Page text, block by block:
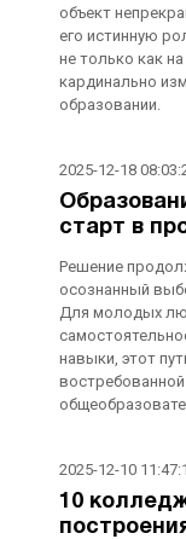
объект
его истинную
не только как
кардинально
образовании.
2025-12-18
старт в
Решение
осознанный
Для молодых
навыки, этот
2025-12-10
10